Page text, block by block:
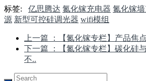
标签: 亿思腾达 氮化镓充电器 氮化镓
源 新型可控硅调光器 wifi模组
上一篇
：【氮化镓专栏】产品焦
下一篇
：【氮化镓专栏】碳化硅
不..